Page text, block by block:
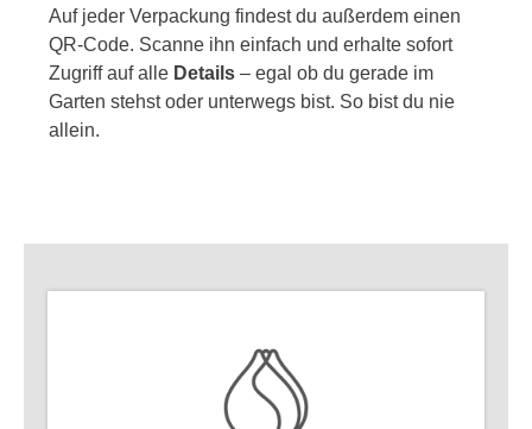
Auf jeder Verpackung findest du außerdem einen
QR-Code. Scanne ihn einfach und erhalte sofort
Zugriff auf alle Details – egal ob du gerade im
Garten stehst oder unterwegs bist. So bist du nie
allein.